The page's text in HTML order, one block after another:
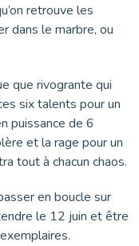
retrouve les
dans le marbre, ou
que rivogrante qui
six talents pour un
puissance de 6
et la rage pour un
tout à chacun chaos.
en boucle sur
le 12 juin et être